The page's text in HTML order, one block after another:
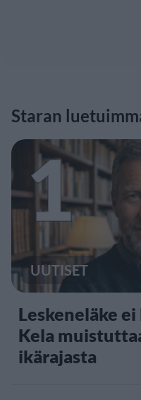
Staran
1
UUTISET
Leskeneläke
Kela
ikärajasta